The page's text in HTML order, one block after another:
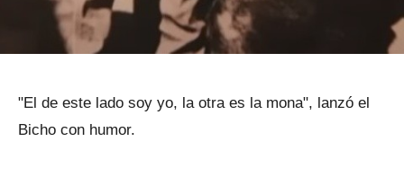
"El de este lado soy yo, la otra es la mona", lanzó el
Bicho con humor.